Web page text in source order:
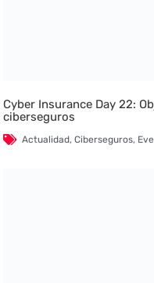
Cyber Insurance Day 22:
ciberseguros
Actualidad,Ciberseguros,